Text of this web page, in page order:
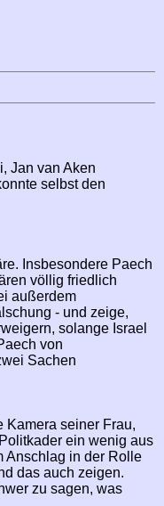
Jan van Aken
selbst den
Insbesondere Paech
völlig friedlich
außerdem
- und zeige,
solange Israel
von
Sachen
Kamera seiner Frau,
ein wenig aus
Anschlag in der Rolle
das auch zeigen.
zu sagen, was